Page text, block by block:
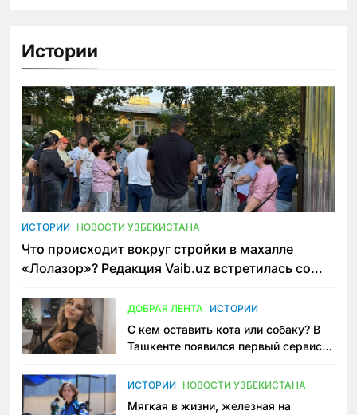
Истории
ИСТОРИИ НОВОСТИ УЗБЕКИСТАНА
Что происходит вокруг стройки в махалле
«Лолазор»? Редакция Vaib.uz встретилась со
ДОБРАЯ ЛЕНТА ИСТОРИИ
С кем оставить кота или собаку? В
Ташкенте появился первый сервис
ИСТОРИИ НОВОСТИ УЗБЕКИСТАНА
Мягкая в жизни, железная на